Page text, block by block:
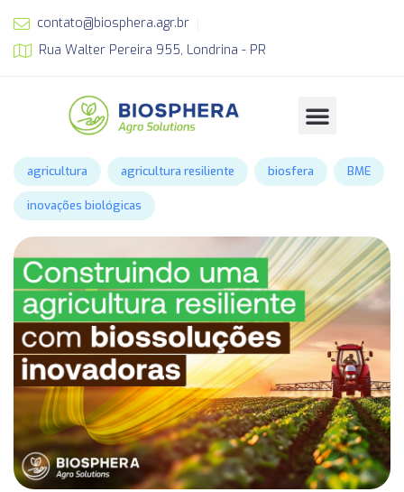
contato@biosphera.agr.br
Rua Walter Pereira 955, Londrina - PR
agricultura agricultura resiliente biosfera BME
inovações biológicas